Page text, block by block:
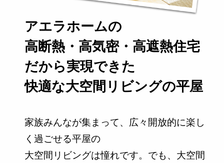
アエラホームの
高断熱・高気密・高遮熱住宅
だから実現できた
快適な大空間リビングの平屋
家族みんなが集まって、広々開放的に楽し
く過ごせる平屋の
大空間リビングは憧れです。でも、大空間